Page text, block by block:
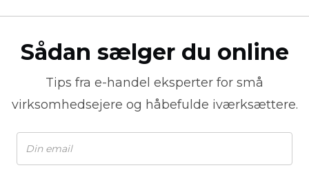
Sådan sælger du online
Tips fra e-handel eksperter for små
virksomhedsejere og håbefulde iværksættere.